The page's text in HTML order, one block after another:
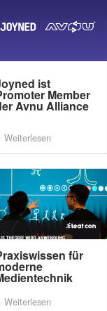
ist
Member
Avnu Alliance
Weiterlesen
für
Weiterlesen